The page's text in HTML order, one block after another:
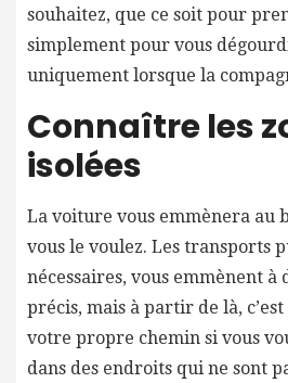
souhaitez, que ce soit pour
simplement pour vous
uniquement lorsque la
Connaître les
isolées
La voiture vous emmènera au
vous le voulez. Les transports
nécessaires, vous emmènent à
précis, mais à partir de là,
votre propre chemin si vous
dans des endroits qui ne sont